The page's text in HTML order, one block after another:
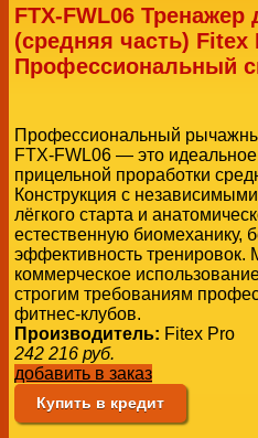
FTX-FWL06
(средняя часть) Fitex
Профессиональный
Профессиональный
FTX-FWL06 — это
прицельной проработки
Конструкция с
лёгкого старта и
естественную биомеханику,
эффективность тренировок.
коммерческое
строгим требованиям
фитнес-клубов.
Производитель: Fitex Pro
242 216 руб.
добавить в заказ
Купить в кредит